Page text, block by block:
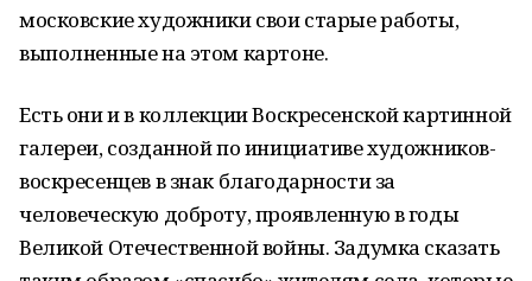
московские художники свои старые работы,
выполненные на этом картоне.
Есть они и в коллекции Воскресенской картинной
галереи, созданной по инициативе художников-
воскресенцев в знак благодарности за
человеческую доброту, проявленную в годы
Великой Отечественной войны. Задумка сказать